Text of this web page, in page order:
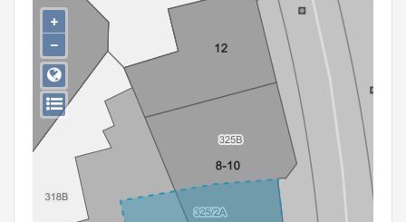
Gebeurtenis
Persoon of collectief
Downloads
Hergebruik
+
−